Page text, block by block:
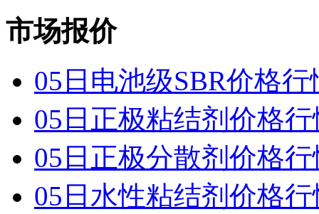
市场报价
05日电池级SBR价格行
05日正极粘结剂价格行
05日正极分散剂价格行
05日水性粘结剂价格行